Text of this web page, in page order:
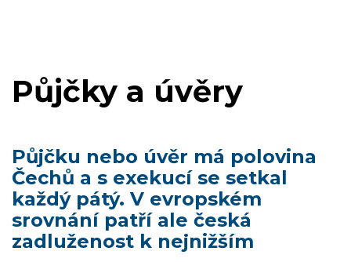
Půjčky a úvěry
Půjčku nebo úvěr má polovina
Čechů a s exekucí se setkal
každý pátý. V evropském
srovnání patří ale česká
zadluženost k nejnižším